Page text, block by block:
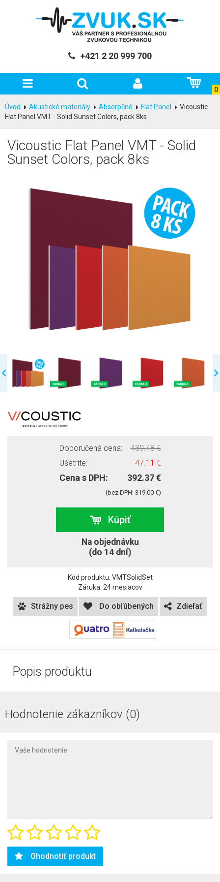
+421 2 20 999 700
0
Úvod Akustické materiály Absorpčné Flat Panel
Vicoustic
Flat Panel VMT - Solid Sunset Colors, pack 8ks
Vicoustic Flat Panel VMT - Solid
Sunset Colors, pack 8ks
Doporučená cena:
439.48 €
Ušetríte:
47.11 €
Cena s DPH: 392.37 €
(bez DPH: 319.00 €)
Kúpiť
Na objednávku
(do 14 dní)
Kód produktu: VMTSolidSet
Záruka: 24 mesiacov
Strážny pes Do obľúbených Zdieľať
Popis produktu
Hodnotenie zákazníkov (0)
Ohodnotiť produkt